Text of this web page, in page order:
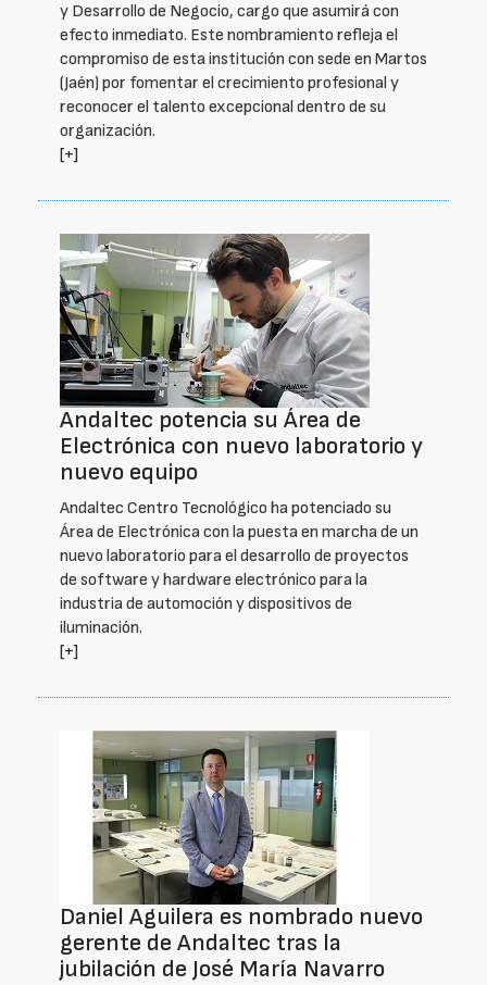
y Desarrollo de Negocio, cargo que asumirá con
efecto inmediato. Este nombramiento refleja el
compromiso de esta institución con sede en Martos
(Jaén) por fomentar el crecimiento profesional y
reconocer el talento excepcional dentro de su
organización.
[+]
Andaltec potencia su Área de
Electrónica con nuevo laboratorio y
nuevo equipo
Andaltec Centro Tecnológico ha potenciado su
Área de Electrónica con la puesta en marcha de un
nuevo laboratorio para el desarrollo de proyectos
de software y hardware electrónico para la
industria de automoción y dispositivos de
iluminación.
[+]
Daniel Aguilera es nombrado nuevo
gerente de Andaltec tras la
jubilación de José María Navarro